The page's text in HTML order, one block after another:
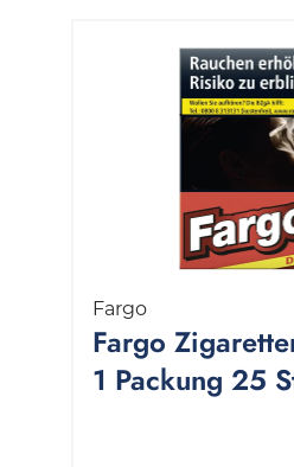
Fargo
Fargo
1 Packung 25